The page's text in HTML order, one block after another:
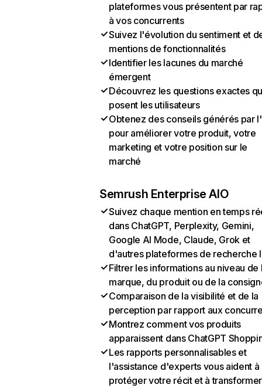
plateformes vous présentent par
à vos concurrents
Suivez l'évolution du sentiment et
mentions de fonctionnalités
Identifier les lacunes du marché
émergent
Découvrez les questions exactes
posent les utilisateurs
Obtenez des conseils générés par
pour améliorer votre produit, votre
marketing et votre position sur le
marché
Semrush Enterprise AIO
Suivez chaque mention en temps
dans ChatGPT, Perplexity, Gemini,
Google AI Mode, Claude, Grok et
d'autres plateformes de recherche
Filtrer les informations au niveau de
marque, du produit ou de la
Comparaison de la visibilité et de la
perception par rapport aux
Montrez comment vos produits
apparaissent dans ChatGPT
Les rapports personnalisables et
l'assistance d'experts vous aident à
protéger votre récit et à